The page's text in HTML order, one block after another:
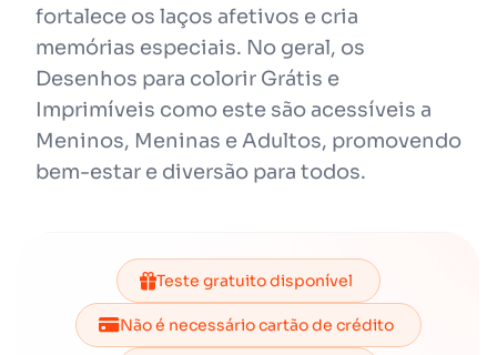
fortalece os laços afetivos e cria
memórias especiais. No geral, os
Desenhos para colorir Grátis e
Imprimíveis como este são acessíveis a
Meninos, Meninas e Adultos, promovendo
bem-estar e diversão para todos.
Teste gratuito disponível
Não é necessário cartão de crédito